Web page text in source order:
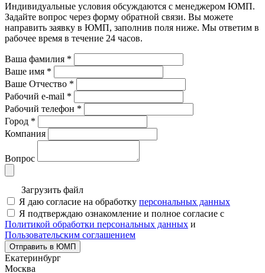
Индивидуальные условия обсуждаются с менеджером ЮМП.
Задайте вопрос через форму обратной связи. Вы можете
направить заявку в ЮМП, заполнив поля ниже. Mы ответим в
рабочее время в течение 24 часов.
Ваша фамилия *
Ваше имя *
Ваше Отчество *
Рабочий e-mail *
Рабочий телефон *
Город *
Компания
Вопрос
Загрузить файл
Я даю согласие на обработку персональных данных
Я подтверждаю ознакомление и полное согласие с
Политикой обработки персональных данных и
Пользовательским соглашением
Отправить в ЮМП
Екатеринбург
Москва